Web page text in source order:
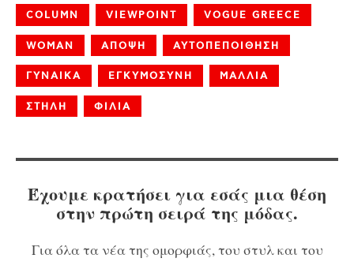
COLUMN VIEWPOINT VOGUE GREECE
WOMAN ΑΠΟΨΗ ΑΥΤΟΠΕΠΟΙΘΗΣΗ
ΓΥΝΑΙΚΑ ΕΓΚΥΜΟΣΥΝΗ ΜΑΛΛΙΑ
ΣΤΗΛΗ ΦΙΛΙΑ
Έχουμε κρατήσει για εσάς μια θέση
στην πρώτη σειρά της μόδας.
Για όλα τα νέα της ομορφιάς, του στυλ και του